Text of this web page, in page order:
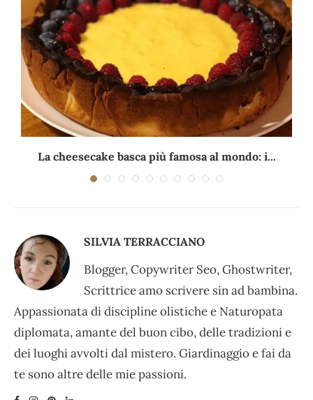
La cheesecake basca più famosa al mondo: i...
SILVIA TERRACCIANO
Blogger, Copywriter Seo, Ghostwriter,
Scrittrice amo scrivere sin ad bambina.
Appassionata di discipline olistiche e Naturopata
diplomata, amante del buon cibo, delle tradizioni e
dei luoghi avvolti dal mistero. Giardinaggio e fai da
te sono altre delle mie passioni.